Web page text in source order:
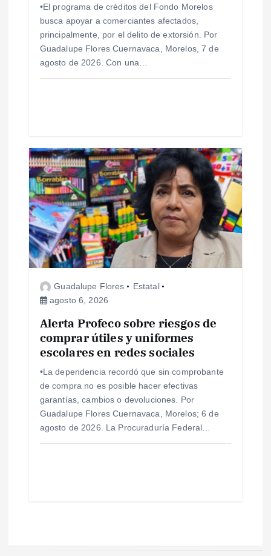
•El programa de créditos del Fondo Morelos
busca apoyar a comerciantes afectados,
principalmente, por el delito de extorsión. Por
Guadalupe Flores Cuernavaca, Morelos, 7 de
agosto de 2026. Con una…
Guadalupe Flores
Estatal
agosto 6, 2026
Alerta Profeco sobre riesgos de
comprar útiles y uniformes
escolares en redes sociales
•La dependencia recordó que sin comprobante
de compra no es posible hacer efectivas
garantías, cambios o devoluciones. Por
Guadalupe Flores Cuernavaca, Morelos; 6 de
agosto de 2026. La Procuraduría Federal…